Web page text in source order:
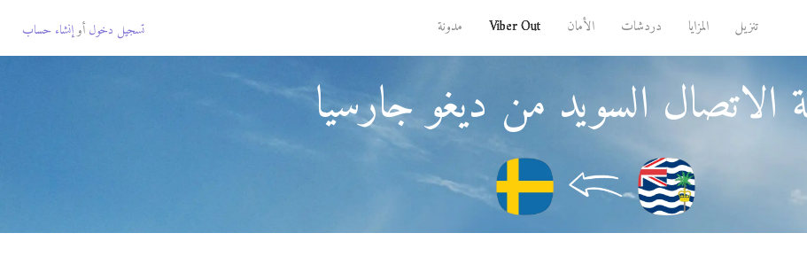
تنزيل المزايا دردشات الأمان Viber Out مدونة تسجيل دخول أوإنشاء حساب
الاتصال السويد من ديغو جارسيا